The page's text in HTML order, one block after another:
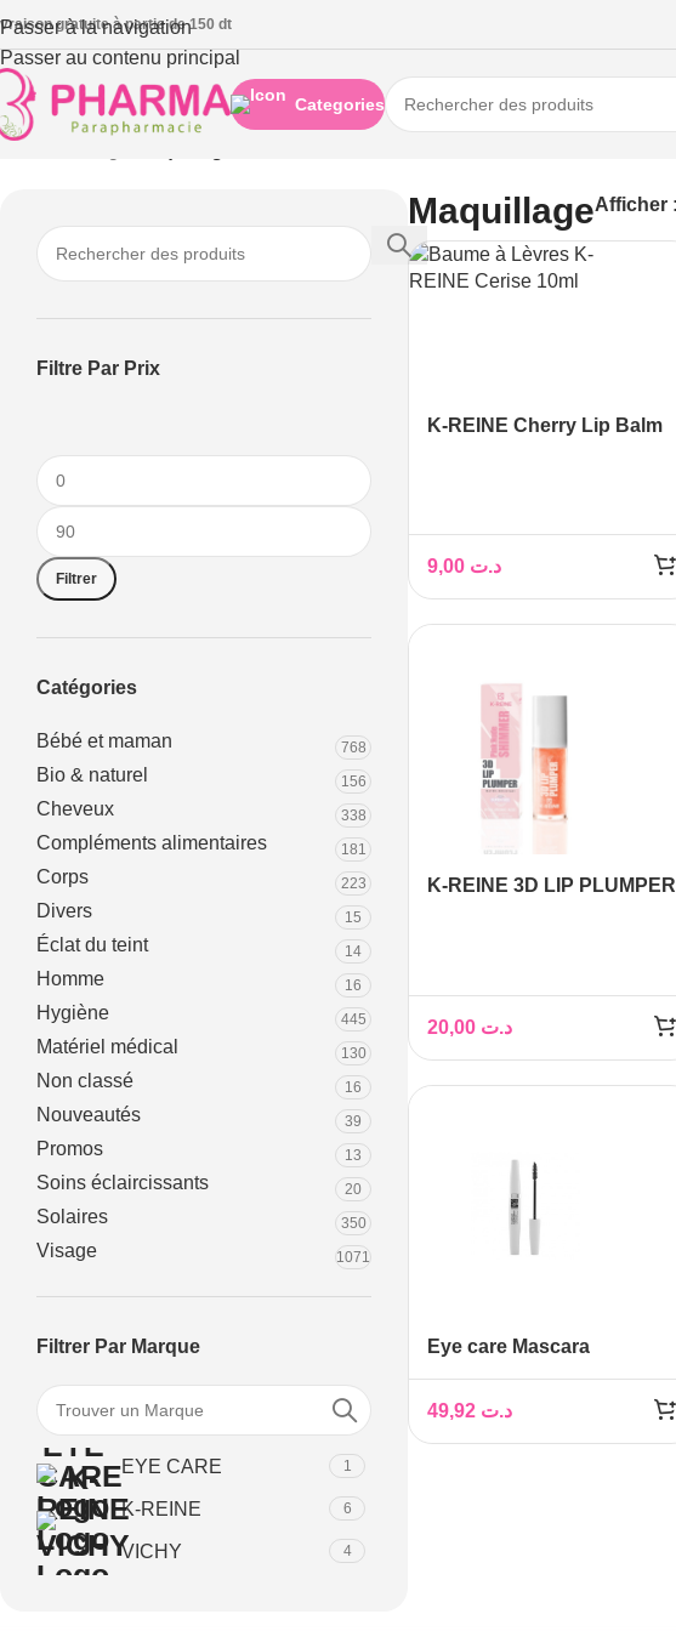
Passer à la navigation
Passer au contenu principal
gratuite à partie de 150 dt
Categories
Filtre Par Prix
Filtrer
Catégories
Bébé et maman 768
Bio & naturel 156
Cheveux 338
Compléments alimentaires 181
Corps 223
Divers 15
Éclat du teint 14
Homme 16
Hygiène 445
Matériel médical 130
Non classé 16
Nouveautés 39
Promos 13
Soins éclaircissants 20
Solaires 350
Visage 1071
Filtrer Par Marque
EYE CARE 1
K-REINE 6
VICHY 4
MaquillageAfficher
K-REINE Cherry Lip Balm
د.ت
K-REINE 3D LIP PLUMPER
د.ت
Eye care Mascara
د.ت